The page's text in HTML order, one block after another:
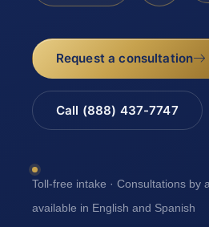
Request a consultation
Call (888) 437-7747
Toll-free intake · Consultations by
available in English and Spanish